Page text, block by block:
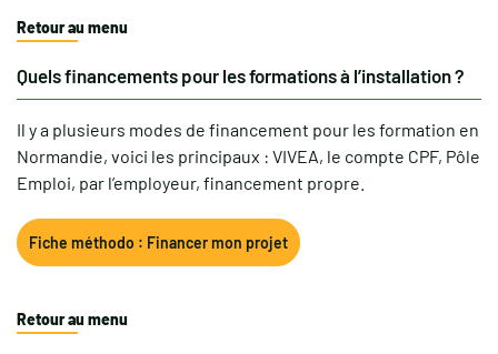
Retour au menu
Quels financements pour les formations à l’installation ?
Il y a plusieurs modes de financement pour les formation en
Normandie, voici les principaux : VIVEA, le compte CPF, Pôle
Emploi, par l’employeur, financement propre.
Fiche méthodo : Financer mon projet
Retour au menu